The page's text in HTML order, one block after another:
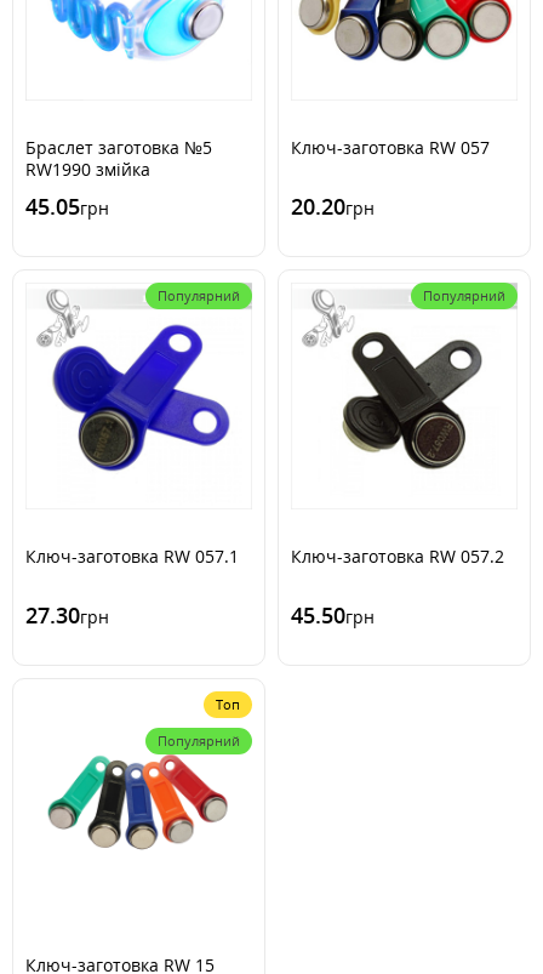
Браслет заготовка №5
RW1990 змійка
45.05грн
Ключ-заготовка RW 057
20.20грн
Популярний
Ключ-заготовка RW 057.1
27.30грн
Популярний
Ключ-заготовка RW 057.2
45.50грн
Топ
Популярний
Ключ-заготовка RW 15